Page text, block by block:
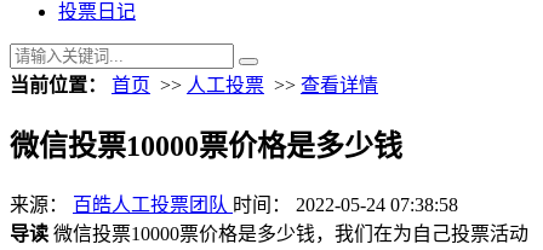
投票日记
当前位置： 首页 >> 人工投票 >> 查看详情
微信投票10000票价格是多少钱
来源： 百皓人工投票团队 时间： 2022-05-24 07:38:58
导读 微信投票10000票价格是多少钱，我们在为自己投票活动